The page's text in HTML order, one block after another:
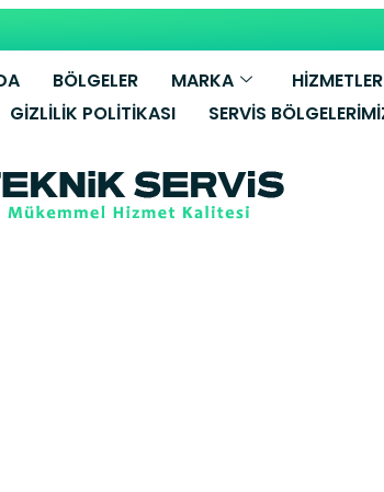
BÖLGELER MARKA HİZMETLER
GIZLILIK POLITIKASI SERVIS